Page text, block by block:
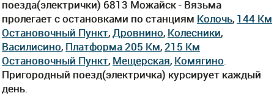
поезда(электрички) 6813 Можайск - Вязьма
пролегает c остановками по станциям Колочь, 144 Км
Остановочный Пункт, Дровнино, Колесники,
Василисино, Платформа 205 Км,215 Км
Остановочный Пункт, Мещерская, Комягино
Пригородный поезд(электричка) курсирует каждый
день.